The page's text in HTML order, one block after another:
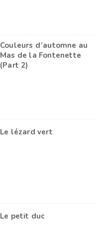
Couleurs d’automne au
Mas de la Fontenette
(Part 2)
Le lézard vert
Le petit duc